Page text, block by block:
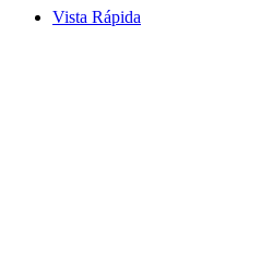
Vista Rápida